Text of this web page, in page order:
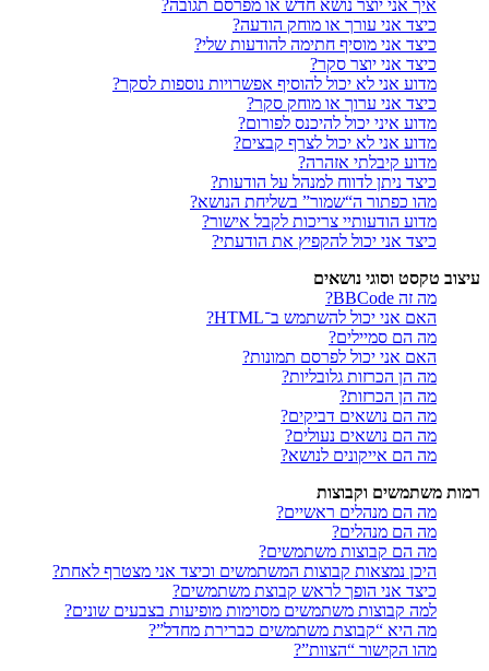
איך אני יוצר נושא חדש או מפרסם תגובה?
כיצד אני עורך או מוחק הודעה?
כיצד אני מוסיף חתימה להודעות שלי?
כיצד אני יוצר סקר?
מדוע אני לא יכול להוסיף אפשרויות נוספות לסקר?
כיצד אני ערוך או מוחק סקר?
מדוע איני יכול להיכנס לפורום?
מדוע אני לא יכול לצרף קבצים?
מדוע קיבלתי אזהרה?
כיצד ניתן לדווח למנהל על הודעות?
מהו כפתור ה“שמור” בשליחת הנושא?
מדוע הודעותיי צריכות לקבל אישור?
כיצד אני יכול להקפיץ את הודעתי?
עיצוב טקסט וסוגי נושאים
מה זה BBCode?
האם אני יכול להשתמש ב־HTML?
מה הם סמיילים?
האם אני יכול לפרסם תמונות?
מה הן הכרזות גלובליות?
מה הן הכרזות?
מה הם נושאים דביקים?
מה הם נושאים נעולים?
מה הם אייקונים לנושא?
רמות משתמשים וקבוצות
מה הם מנהלים ראשיים?
מה הם מנהלים?
מה הם קבוצות משתמשים?
היכן נמצאות קבוצות המשתמשים וכיצד אני מצטרף לאחת?
כיצד אני הופך לראש קבוצת משתמשים?
למה קבוצות משתמשים מסוימות מופיעות בצבעים שונים?
מה היא “קבוצת משתמשים כברירת מחדל”?
מהו הקישור “הצוות”?